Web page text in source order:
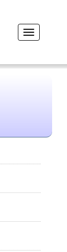
Desplegar
navegación